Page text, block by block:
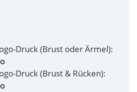
Druck (Brust oder Ärmel):
Druck (Brust & Rücken):